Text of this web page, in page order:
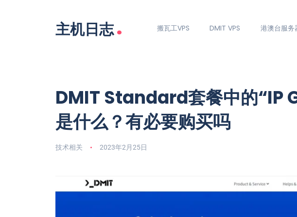
主机日志. 搬瓦工VPS DMIT VPS 港澳台服务
DMIT Standard套餐中的“IP
是什么？有必要购买吗
技术相关 2023年2月25日